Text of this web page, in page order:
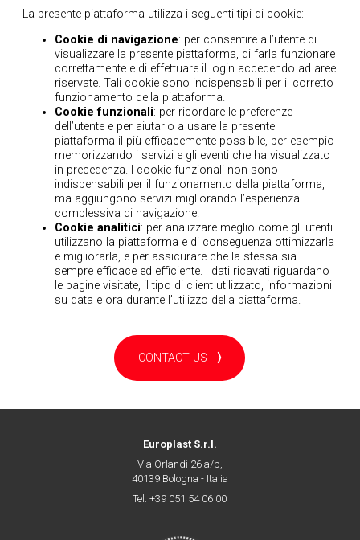
La presente piattaforma utilizza i seguenti tipi di cookie:
Cookie di navigazione: per consentire all’utente di
visualizzare la presente piattaforma, di farla funzionare
correttamente e di effettuare il login accedendo ad aree
riservate. Tali cookie sono indispensabili per il corretto
funzionamento della piattaforma.
Cookie funzionali: per ricordare le preferenze
dell’utente e per aiutarlo a usare la presente
piattaforma il più efficacemente possibile, per esempio
memorizzando i servizi e gli eventi che ha visualizzato
in precedenza. I cookie funzionali non sono
indispensabili per il funzionamento della piattaforma,
ma aggiungono servizi migliorando l’esperienza
complessiva di navigazione.
Cookie analitici: per analizzare meglio come gli utenti
utilizzano la piattaforma e di conseguenza ottimizzarla
e migliorarla, e per assicurare che la stessa sia
sempre efficace ed efficiente. I dati ricavati riguardano
le pagine visitate, il tipo di client utilizzato, informazioni
su data e ora durante l’utilizzo della piattaforma.
CONTACT US ⟩
Europlast S.r.l.
Via Orlandi 26 a/b,
40139 Bologna - Italia
Tel. +39 051 54 06 00